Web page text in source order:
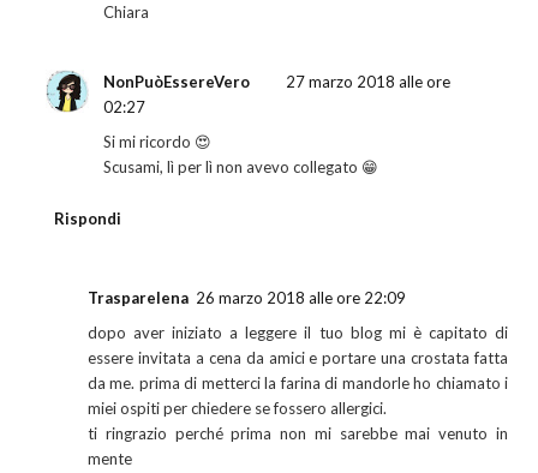
Chiara
NonPuòEssereVero
27 marzo 2018 alle ore
02:27
Si mi ricordo 😍
Scusami, lì per lì non avevo collegato 😁
Rispondi
Trasparelena 26 marzo 2018 alle ore 22:09
dopo aver iniziato a leggere il tuo blog mi è capitato di
essere invitata a cena da amici e portare una crostata fatta
da me. prima di metterci la farina di mandorle ho chiamato i
miei ospiti per chiedere se fossero allergici.
ti ringrazio perché prima non mi sarebbe mai venuto in
mente